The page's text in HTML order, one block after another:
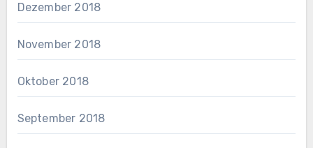
Dezember 2018
November 2018
Oktober 2018
September 2018